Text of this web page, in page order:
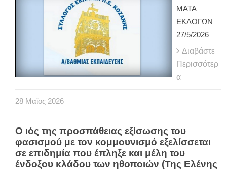
ΜΑΤΑ
ΕΚΛΟΓΩΝ
27/5/2026
Διαβάστε
Περισσότερ
α
28 Μαϊος 2026
Ο ιός της προσπάθειας εξίσωσης του
φασισμού με τον κομμουνισμό εξελίσσεται
σε επιδημία που έπληξε και μέλη του
ένδοξου κλάδου των ηθοποιών (Της Ελένης